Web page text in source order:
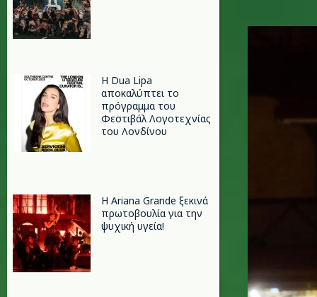
Η Dua Lipa
αποκαλύπτει το
πρόγραμμα του
Φεστιβάλ Λογοτεχνίας
του Λονδίνου
Η Ariana Grande ξεκινά
πρωτοβουλία για την
ψυχική υγεία!
a.jpg